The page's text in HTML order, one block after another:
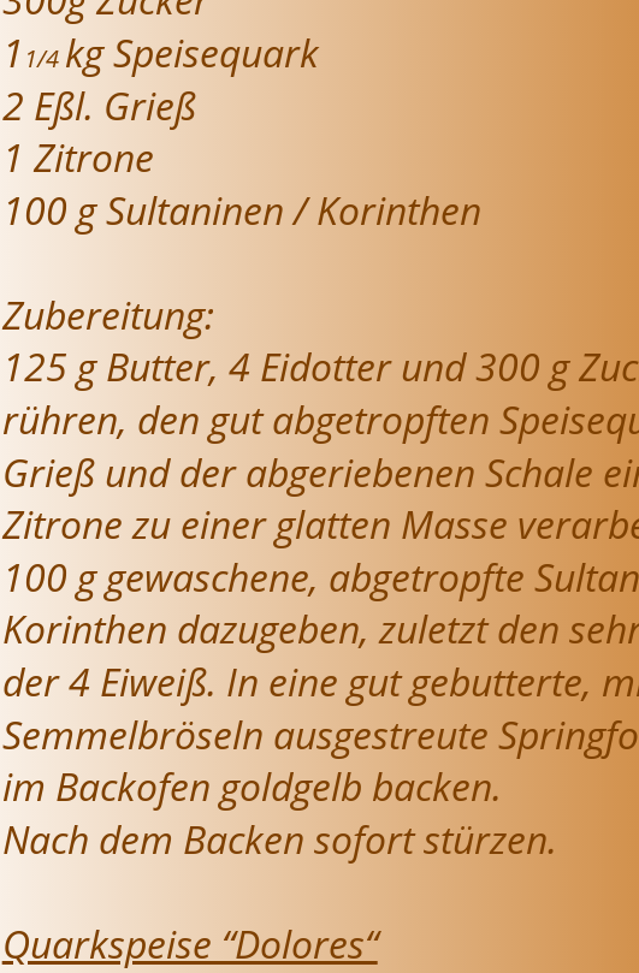
1 1/4 kg Speisequark
2 Eßl. Grieß
1 Zitrone
100 g Sultaninen / Korinthen
Zubereitung:
125 g Butter, 4 Eidotter und 300 g
rühren, den gut abgetropften
Grieß und der abgeriebenen Schale
Zitrone zu einer glatten Masse
100 g gewaschene, abgetropfte
Korinthen dazugeben, zuletzt den
der 4 Eiweiß. In eine gut gebutterte,
Semmelbröseln ausgestreute
im Backofen goldgelb backen.
Nach dem Backen sofort stürzen.
Quarkspeise “Dolores“